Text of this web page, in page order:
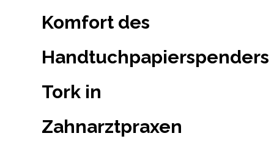
Komfort des
Handtuchpapierspenders
Tork in
Zahnarztpraxen